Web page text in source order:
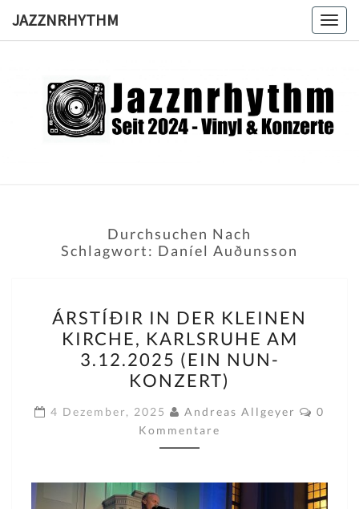
JAZZNRHYTHM
Seit
2024 –
Durchsuchen Nach
Schlagwort: Daníel Auðunsson
IN
DER
KLEINEN
KIRCHE,
KARLSRUHE
AM
3.12.2025
ÁRSTÍÐIR IN DER KLEINEN
KIRCHE, KARLSRUHE AM
3.12.2025 (EIN NUN-
KONZERT)
4 Dezember, 2025 Andreas Allgeyer
0
Kommentare